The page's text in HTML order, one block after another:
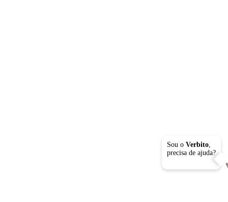
Sou o Verbito,
precisa de ajuda?